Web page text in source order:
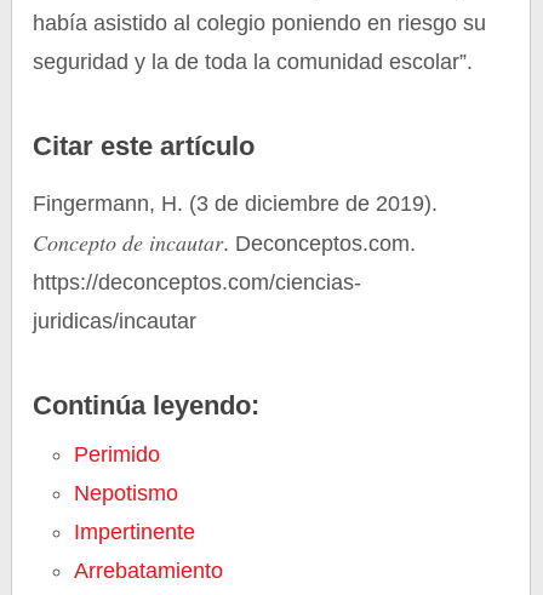
había asistido al colegio poniendo en riesgo su
seguridad y la de toda la comunidad escolar”.
Citar este artículo
Fingermann, H. (3 de diciembre de 2019).
Concepto de incautar. Deconceptos.com.
https://deconceptos.com/ciencias-
juridicas/incautar
Continúa leyendo:
Perimido
Nepotismo
Impertinente
Arrebatamiento